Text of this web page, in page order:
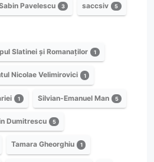
Pavelescu 3 saccsiv 5
Slatinei și Romanaților 1
Nicolae Velimirovici 1
1 Silvian-Emanuel Man 5
Dumitrescu 5
Tamara Gheorghiu 1